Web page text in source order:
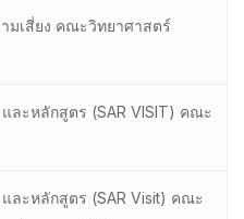
มเสี่ยง คณะวิทยาศาสตร์
ละหลักสูตร (SAR VISIT) คณะ
ละหลักสูตร (SAR Visit) คณะ